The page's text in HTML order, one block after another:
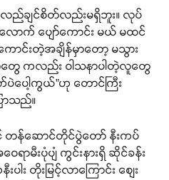
ည်ချင်စိတ်လည်းမရှိဘူး။ လုပ်
က် ပျော်ကောင်း မယ် မထင်
ောင်းတဲ့အချိန်မှာတော့ မသွား
တွေ ကလည်း ဝါသနာပါတဲ့လူတွေ
ပေါ့ကွယ်”ဟု တောင်ကြီး
ာသည်။
န်ဆောင်တိုင်ပွဲတော် နီးကပ်
ရာမီးပုံပျံ ကွင်းနားရှိ ဆိုင်ခန်း
းပါး တိုးမြင့်လာကြောင်း စျေး